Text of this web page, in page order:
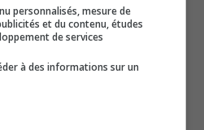
personnalisés, mesure de
et du contenu, études
de services
à des informations sur un